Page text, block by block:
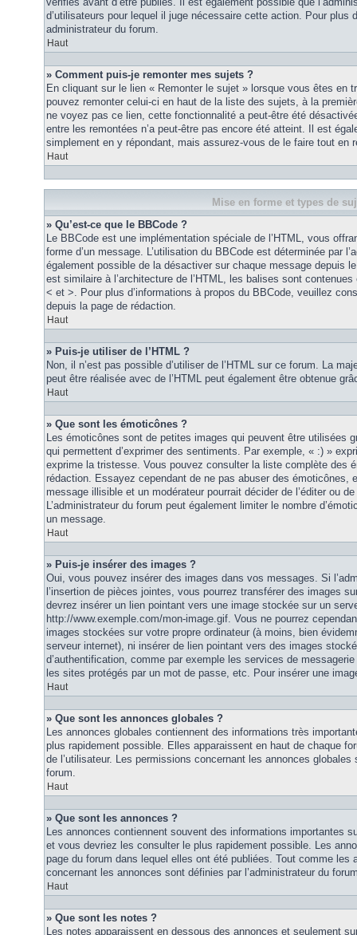
d’utilisateurs pour lequel il juge nécessaire cette action. Pour plus
administrateur du forum.
Haut
» Comment puis-je remonter mes sujets ?
En cliquant sur le lien « Remonter le sujet » lorsque vous êtes en
pouvez remonter celui-ci en haut de la liste des sujets, à la
ne voyez pas ce lien, cette fonctionnalité a peut-être été
entre les remontées n’a peut-être pas encore été atteint. Il est
simplement en y répondant, mais assurez-vous de le faire tout en
Haut
Mise en forme et types de
» Qu’est-ce que le BBCode ?
Le BBCode est une implémentation spéciale de l’HTML, vous
forme d’un message. L’utilisation du BBCode est déterminée par
également possible de la désactiver sur chaque message depuis
est similaire à l’architecture de l’HTML, les balises sont
< et >. Pour plus d’informations à propos du BBCode, veuillez
depuis la page de rédaction.
Haut
» Puis-je utiliser de l’HTML ?
Non, il n’est pas possible d’utiliser de l’HTML sur ce forum. La
peut être réalisée avec de l’HTML peut également être obtenue
Haut
» Que sont les émoticônes ?
Les émoticônes sont de petites images qui peuvent être utilisées
qui permettent d’exprimer des sentiments. Par exemple, « :) »
exprime la tristesse. Vous pouvez consulter la liste complète des
rédaction. Essayez cependant de ne pas abuser des émoticônes,
message illisible et un modérateur pourrait décider de l’éditer ou
L’administrateur du forum peut également limiter le nombre
un message.
Haut
» Puis-je insérer des images ?
Oui, vous pouvez insérer des images dans vos messages. Si
l’insertion de pièces jointes, vous pourrez transférer des images
devrez insérer un lien pointant vers une image stockée sur un
http://www.exemple.com/mon-image.gif. Vous ne pourrez
images stockées sur votre propre ordinateur (à moins, bien
serveur internet), ni insérer de lien pointant vers des images
d’authentification, comme par exemple les services de
les sites protégés par un mot de passe, etc. Pour insérer une
Haut
» Que sont les annonces globales ?
Les annonces globales contiennent des informations très
plus rapidement possible. Elles apparaissent en haut de chaque
de l’utilisateur. Les permissions concernant les annonces globales
forum.
Haut
» Que sont les annonces ?
Les annonces contiennent souvent des informations importantes
et vous devriez les consulter le plus rapidement possible. Les
page du forum dans lequel elles ont été publiées. Tout comme les
concernant les annonces sont définies par l’administrateur du
Haut
» Que sont les notes ?
Les notes apparaissent en dessous des annonces et seulement